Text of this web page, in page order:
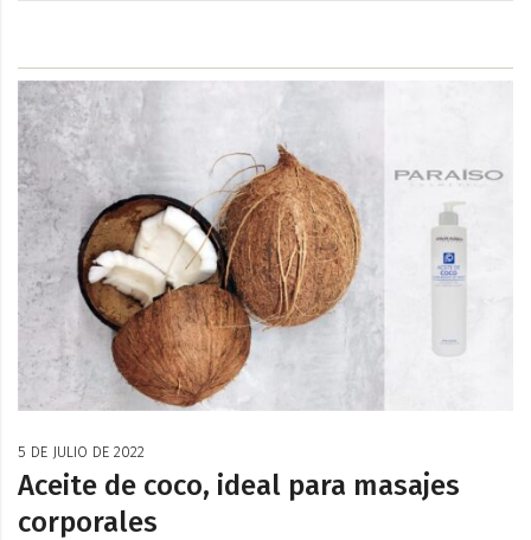
5 DE JULIO DE 2022
Aceite de coco, ideal para masajes
corporales